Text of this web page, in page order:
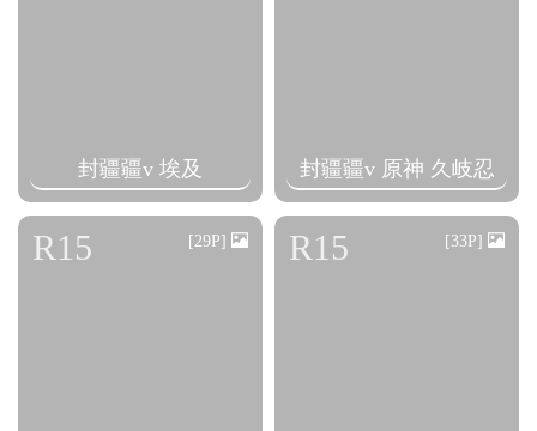
封疆疆v 埃及 封疆疆v 原神 久岐忍
R15 [29P] R15 [33P]